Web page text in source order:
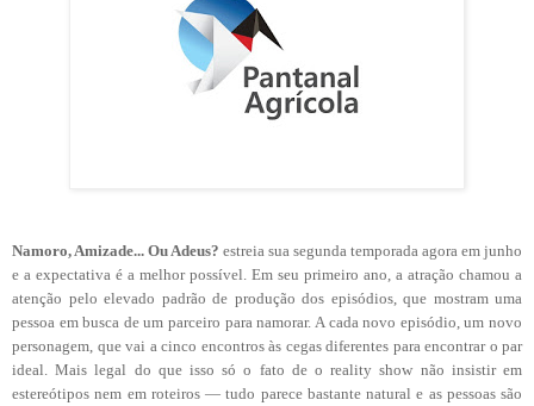
Namoro, Amizade... Ou Adeus? estreia sua segunda temporada agora em junho
e a expectativa é a melhor possível. Em seu primeiro ano, a atração chamou a
atenção pelo elevado padrão de produção dos episódios, que mostram uma
pessoa em busca de um parceiro para namorar. A cada novo episódio, um novo
personagem, que vai a cinco encontros às cegas diferentes para encontrar o par
ideal. Mais legal do que isso só o fato de o reality show não insistir em
estereótipos nem em roteiros — tudo parece bastante natural e as pessoas são